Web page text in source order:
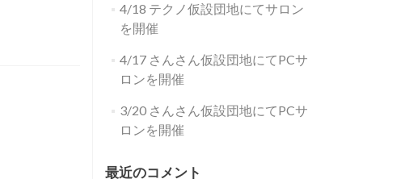
4/18 テクノ仮設団地にてサロン
を開催
4/17 さんさん仮設団地にてPCサ
ロンを開催
3/20 さんさん仮設団地にてPCサ
ロンを開催
最近のコメント